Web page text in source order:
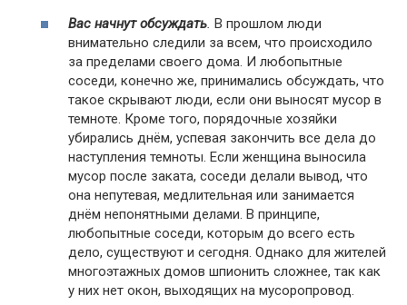
Вас начнут обсуждать В прошлом люди
внимательно следили за всем, что происходило
за пределами своего дома. И любопытные
соседи, конечно же, принимались обсуждать, что
такое скрывают люди, если они выносят мусор в
темноте. Кроме того, порядочные хозяйки
убирались днём, успевая закончить все дела до
наступления темноты. Если женщина выносила
мусор после заката, соседи делали вывод, что
она непутевая, медлительная или занимается
днём непонятными делами. В принципе,
любопытные соседи, которым до всего есть
дело, существуют и сегодня. Однако для жителей
многоэтажных домов шпионить сложнее, так как
у них нет окон, выходящих на мусоропровод.